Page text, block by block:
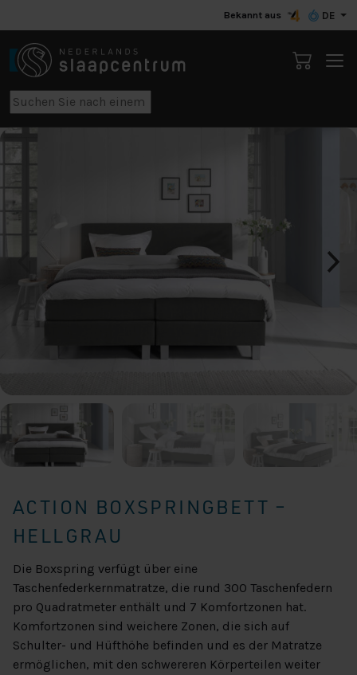
Bekannt aus DE
ACTION BOXSPRINGBETT –
HELLGRAU
Die Boxspring verfügt über eine
Taschenfederkernmatratze, die rund 300 Taschenfedern
pro Quadratmeter enthält und 7 Komfortzonen hat.
Komfortzonen sind weichere Zonen, die sich auf
Schulter- und Hüfthöhe befinden und es der Matratze
ermöglichen, mit den schwereren Körperteilen weiter